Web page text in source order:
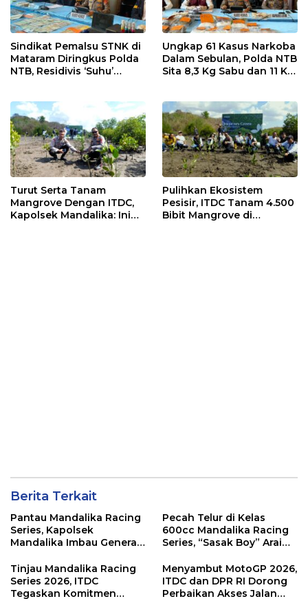
Sindikat Pemalsu STNK di
Mataram Diringkus Polda
NTB, Residivis ‘Suhu’
Ungkap 61 Kasus Narkoba
Dalam Sebulan, Polda NTB
Sita 8,3 Kg Sabu dan 11 Kg
Turut Serta Tanam
Mangrove Dengan ITDC,
Kapolsek Mandalika: Ini
Pulihkan Ekosistem
Pesisir, ITDC Tanam 4.500
Bibit Mangrove di
Berita Terkait
Pantau Mandalika Racing
Series, Kapolsek
Mandalika Imbau Generasi
Sirkuit, Bukan Jalan Raya
Pecah Telur di Kelas
600cc Mandalika Racing
Series, “Sasak Boy” Arai
Kemenangan
Tinjau Mandalika Racing
Series 2026, ITDC
Tegaskan Komitmen
Menyambut MotoGP 2026,
ITDC dan DPR RI Dorong
Perbaikan Akses Jalan